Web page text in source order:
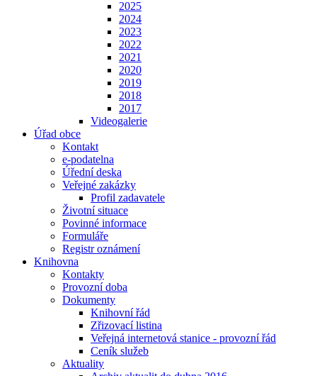
2025
2024
2023
2022
2021
2020
2019
2018
2017
Videogalerie
Úřad obce
Kontakt
e-podatelna
Úřední deska
Veřejné zakázky
Profil zadavatele
Životní situace
Povinné informace
Formuláře
Registr oznámení
Knihovna
Kontakty
Provozní doba
Dokumenty
Knihovní řád
Zřizovací listina
Veřejná internetová stanice - provozní řád
Ceník služeb
Aktuality